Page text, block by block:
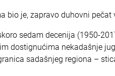
bio je, zapravo duhovni pečat
sedam decenija (1950-
dostignućima nekadašnje
sadašnjeg regiona –